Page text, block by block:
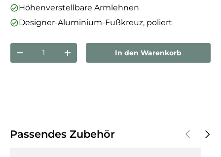
Höhenverstellbare Armlehnen
Designer-Aluminium-Fußkreuz, poliert
Anzahl
Menge verringernMenge erhöhenIn den Warenkorb
Passendes Zubehör Vorherige